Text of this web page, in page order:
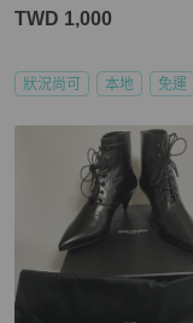
TWD 1,000
狀況尚可 本地 免運